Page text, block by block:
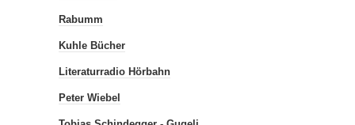
Rabumm
Kuhle Bücher
Literaturradio Hörbahn
Peter Wiebel